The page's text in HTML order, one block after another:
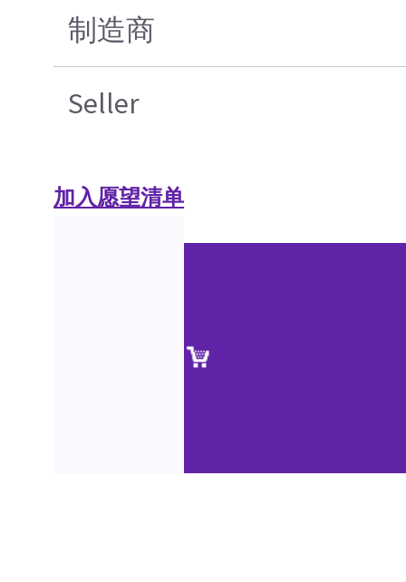
制造商
Seller
加入愿望清单